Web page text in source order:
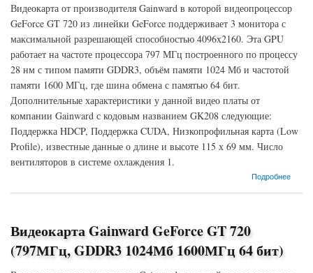
Видеокарта от производителя Gainward в которой видеопроцессор
GeForce GT 720 из линейки GeForce поддерживает 3 монитора с
максимальной разрешающей способностью 4096x2160. Эта GPU
работает на частоте процессора 797 МГц построенного по процессу
28 нм с типом памяти GDDR3, объём памяти 1024 Мб и частотой
памяти 1600 МГц, где шина обмена с памятью 64 бит.
Дополнительные характеристики у данной видео платы от
компании Gainward с кодовым названием GK208 следующие:
Поддержка HDCP, Поддержка CUDA, Низкопрофильная карта (Low
Profile), известные данные о длине и высоте 115 х 69 мм. Число
вентиляторов в системе охлаждения 1.
Подробнее
о Видеокарта Gainward GeForce GT 720 (797МГц, GDDR3 1024Мб 1600МГц 64 бит)
Видеокарта Gainward GeForce GT 720
(797МГц, GDDR3 1024Мб 1600МГц 64 бит)